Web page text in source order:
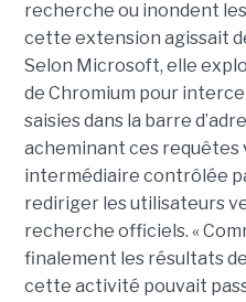
recherche ou inondent
cette extension agissait
Selon Microsoft, elle
de Chromium pour
saisies dans la barre
acheminant ces
intermédiaire contrôlée
rediriger les utilisateurs
recherche officiels. «
finalement les résultats
cette activité pouvait